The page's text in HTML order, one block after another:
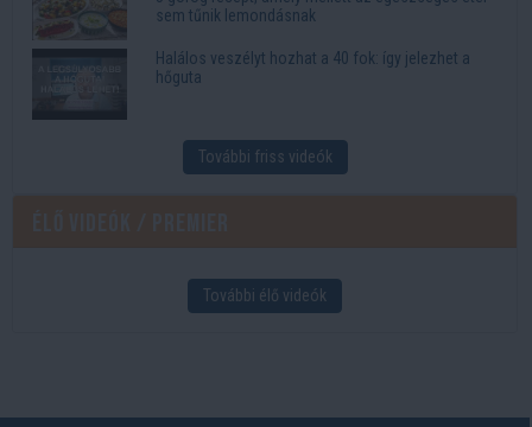
sem tűnik lemondásnak
Halálos veszélyt hozhat a 40 fok: így jelezhet a
hőguta
További friss videók
További élő videók